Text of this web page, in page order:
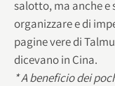
salotto, ma anche
organizzare e di
pagine vere di
dicevano in Cina.
* A beneficio dei